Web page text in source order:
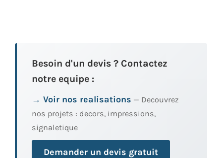
Besoin d'un devis ? Contactez
notre equipe :
→ Voir nos realisations — Decouvrez
nos projets : decors, impressions,
signaletique
Demander un devis gratuit